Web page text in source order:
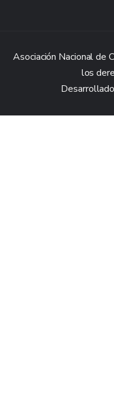
Asociación Nacional de
los